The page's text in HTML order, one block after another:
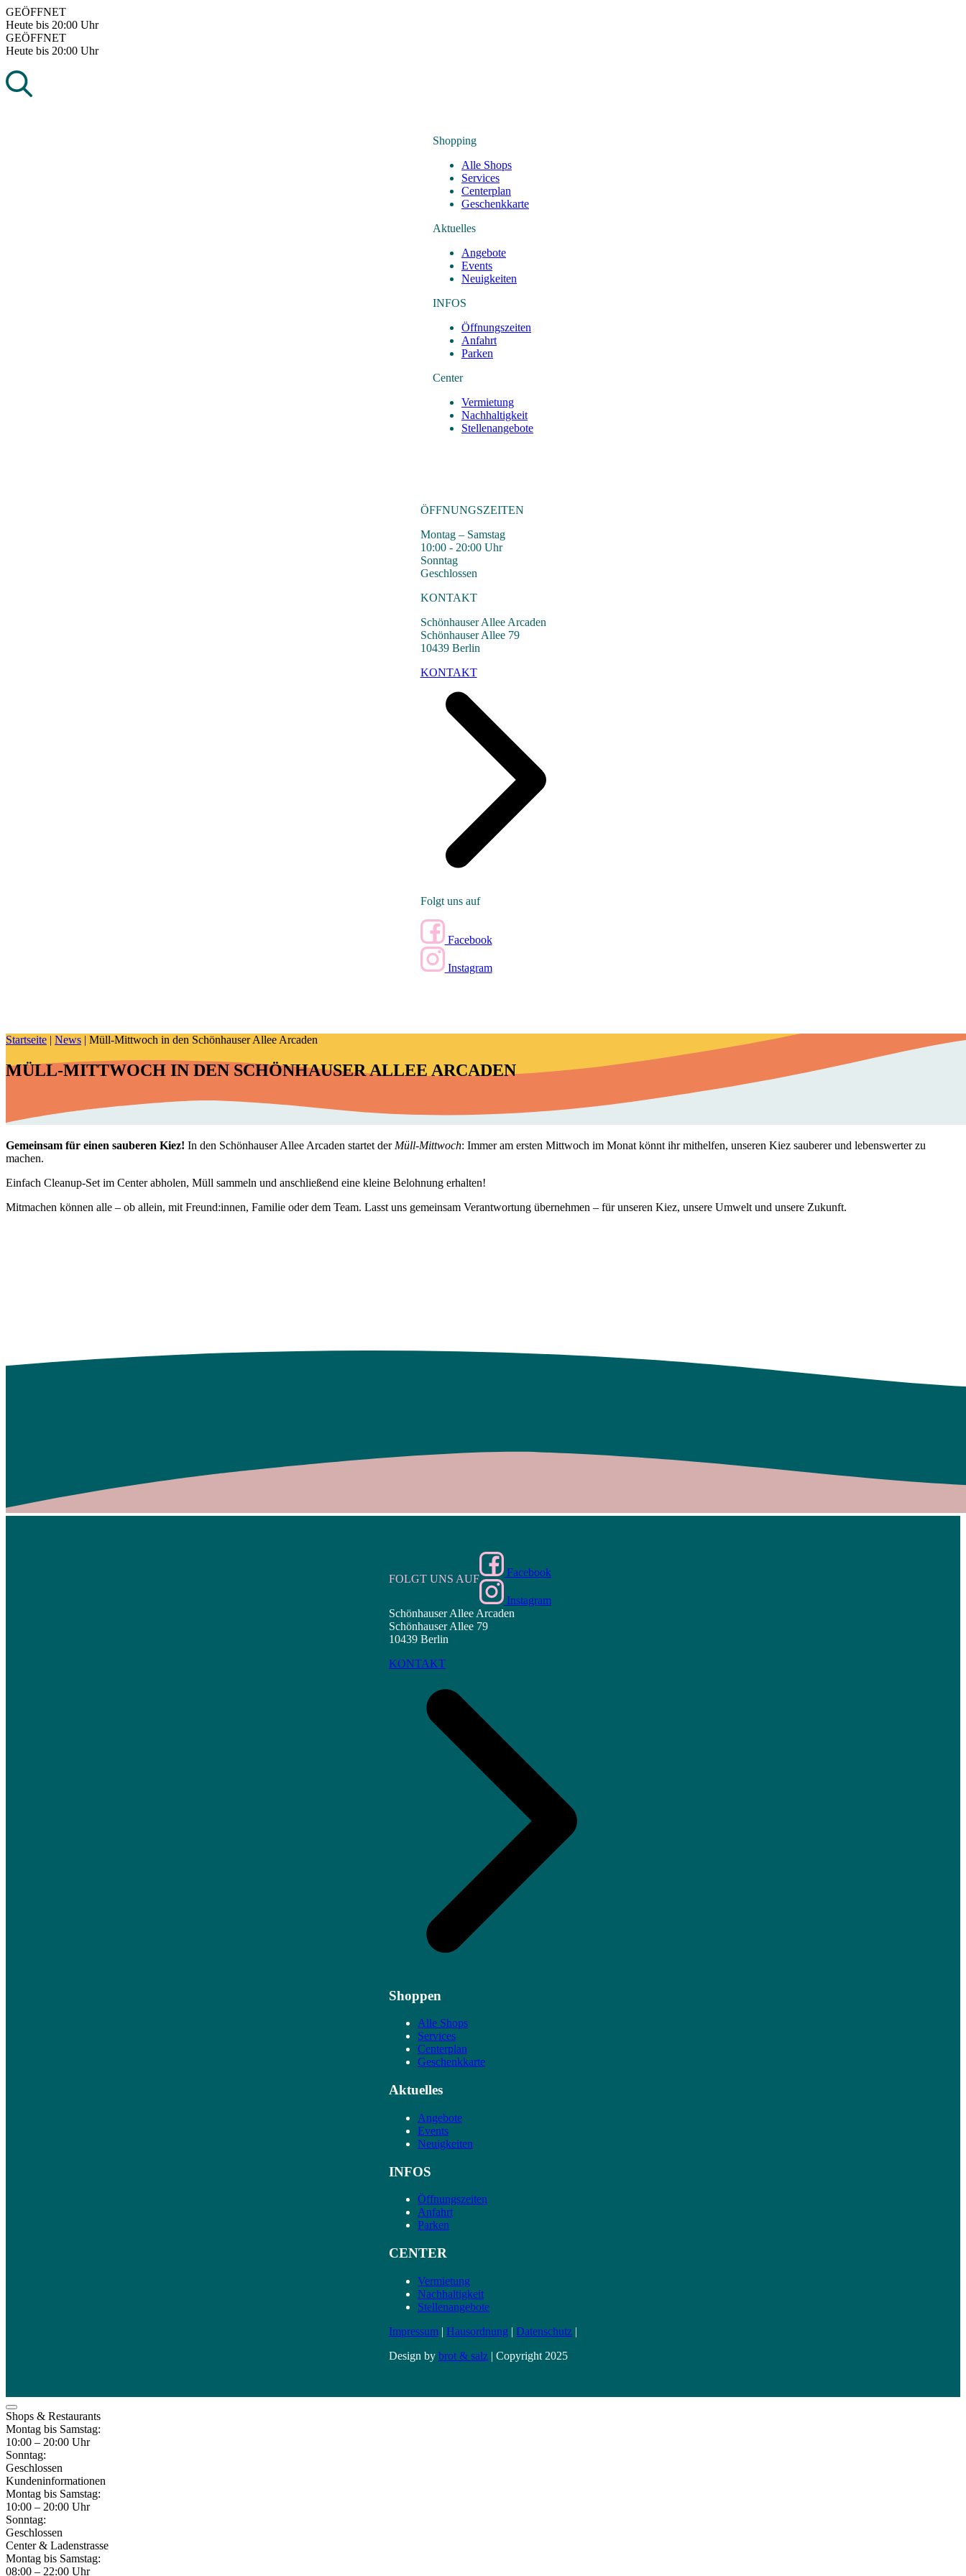
Skip
to
content
GEÖFFNET
Heute bis 20:00 Uhr
GEÖFFNET
Heute bis 20:00 Uhr
Shopping
Alle Shops
Services
Centerplan
Geschenkkarte
Aktuelles
Angebote
Events
Neuigkeiten
INFOS
Öffnungszeiten
Anfahrt
Parken
Center
Vermietung
Nachhaltigkeit
Stellenangebote
ÖFFNUNGSZEITEN
Montag – Samstag
10:00 - 20:00 Uhr
Sonntag
Geschlossen
KONTAKT
Schönhauser Allee Arcaden
Schönhauser Allee 79
10439 Berlin
KONTAKT
Folgt uns auf
Facebook
Instagram
Startseite | News | Müll-Mittwoch in den Schönhauser Allee Arcaden
MÜLL-MITTWOCH IN DEN SCHÖNHAUSER ALLEE ARCADEN
Gemeinsam für einen sauberen Kiez! In den Schönhauser Allee Arcaden startet der Müll-Mittwoch: Immer am ersten Mittwoch im Monat könnt ihr mithelfen, unseren Kiez sauberer und lebenswerter zu
machen.
Einfach Cleanup-Set im Center abholen, Müll sammeln und anschließend eine kleine Belohnung erhalten!
Mitmachen können alle – ob allein, mit Freund:innen, Familie oder dem Team. Lasst uns gemeinsam Verantwortung übernehmen – für unseren Kiez, unsere Umwelt und unsere Zukunft.
FOLGT UNS AUF
Facebook
Instagram
Schönhauser Allee Arcaden
Schönhauser Allee 79
10439 Berlin
KONTAKT
Shoppen
Alle Shops
Services
Centerplan
Geschenkkarte
Aktuelles
Angebote
Events
Neuigkeiten
INFOS
Öffnungszeiten
Anfahrt
Parken
CENTER
Vermietung
Nachhaltigkeit
Stellenangebote
Impressum | Hausordnung | Datenschutz |
Design by brot & salz | Copyright 2025
Shops & Restaurants
Montag bis Samstag:
10:00 – 20:00 Uhr
Sonntag:
Geschlossen
Kundeninformationen
Montag bis Samstag:
10:00 – 20:00 Uhr
Sonntag:
Geschlossen
Center & Ladenstrasse
Montag bis Samstag:
08:00 – 22:00 Uhr